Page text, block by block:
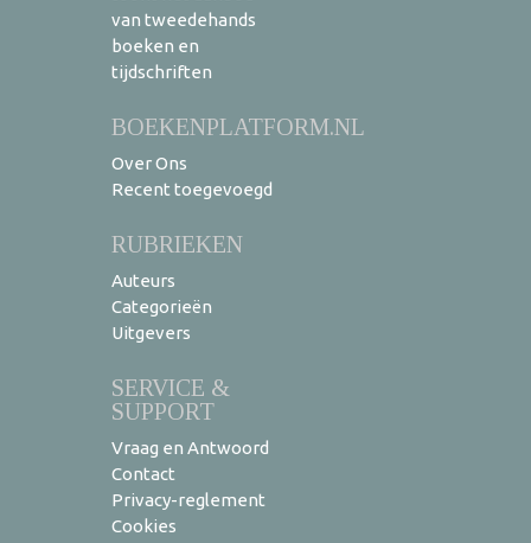
van tweedehands
boeken en
tijdschriften
BOEKENPLATFORM.NL
Over Ons
Recent toegevoegd
RUBRIEKEN
Auteurs
Categorieën
Uitgevers
SERVICE &
SUPPORT
Vraag en Antwoord
Contact
Privacy-reglement
Cookies